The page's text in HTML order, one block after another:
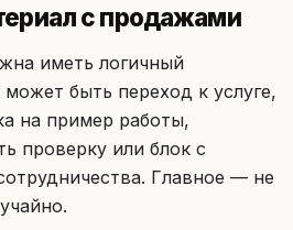
с продажами
иметь логичный
быть переход к услуге,
на пример работы,
проверку или блок с
Главное — не